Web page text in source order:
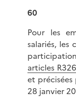
60
Pour les
salariés,
articles
et
28 janvier